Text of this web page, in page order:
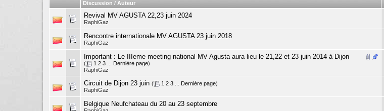
Discussion / Auteur
Revival MV AGUSTA 22,23 juin 2024
RaphiGaz
Rencontre internationale MV AGUSTA 23 juin 2018
RaphiGaz
Important : Le IIIeme meeting national MV Agusta aura lieu le 21,22 et 23 juin 2014 à Dijon
( 1 2 3 Dernière page)
RaphiGaz
Circuit de Dijon 23 juin ( 1 2 3 Dernière page)
RaphiGaz
Belgique Neufchateau du 20 au 23 septembre